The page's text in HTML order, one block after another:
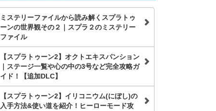
ミステリーファイルから読み解くスプラトゥ
ーンの世界観その２｜スプラ２のミステリー
ファイル
【スプラトゥーン2】オクトエキスパンション
｜ステージ一覧や心の中の3号など完全攻略ガ
イド！【追加DLC】
【スプラトゥーン2】イリコニウム(にぼし)の
入手方法&使い道を紹介！ヒーローモード攻